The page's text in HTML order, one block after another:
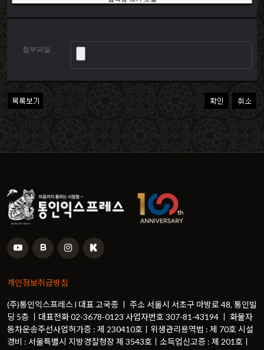
첨부파일
개인정보취급방침
(주)통인익스프레스 l 대표 고국종 ㅣ 주소 서울시 서초구 마방로 48, 통인빌
딩 5층 ㅣ대표전화 02-3678-0123 사업자번호 307-81-43194 ㅣ 화물자
동차운송주선사업허가증 : 제 230410호ㅣ위생관리용역법 : 제 70호 시설
경비 : 서울특별시 지방경찰청장 제 3543호ㅣ소득업신고증 : 제 201호ㅣ